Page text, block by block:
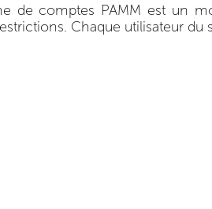
de comptes PAMM est un
Chaque utilisateur